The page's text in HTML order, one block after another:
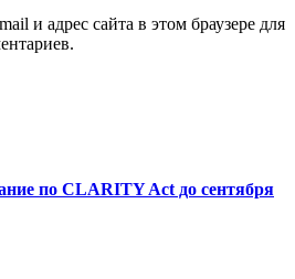
и адрес сайта в этом браузере для
по CLARITY Act до сентября